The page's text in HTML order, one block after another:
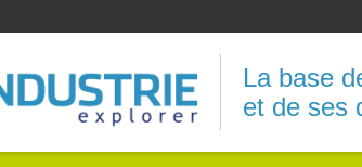
La base
et de ses